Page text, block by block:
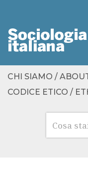
Cerca
CHI SIAMO /
CODICE ETICO /